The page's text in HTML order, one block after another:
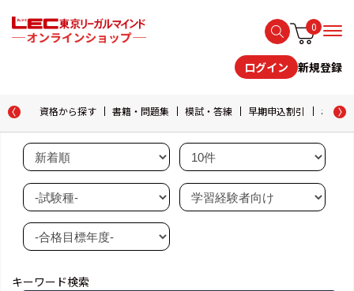
0
ログイン 新規登録
資格から探す 書籍・問題集 模試・答練 早期申込割引 おため
キーワード検索